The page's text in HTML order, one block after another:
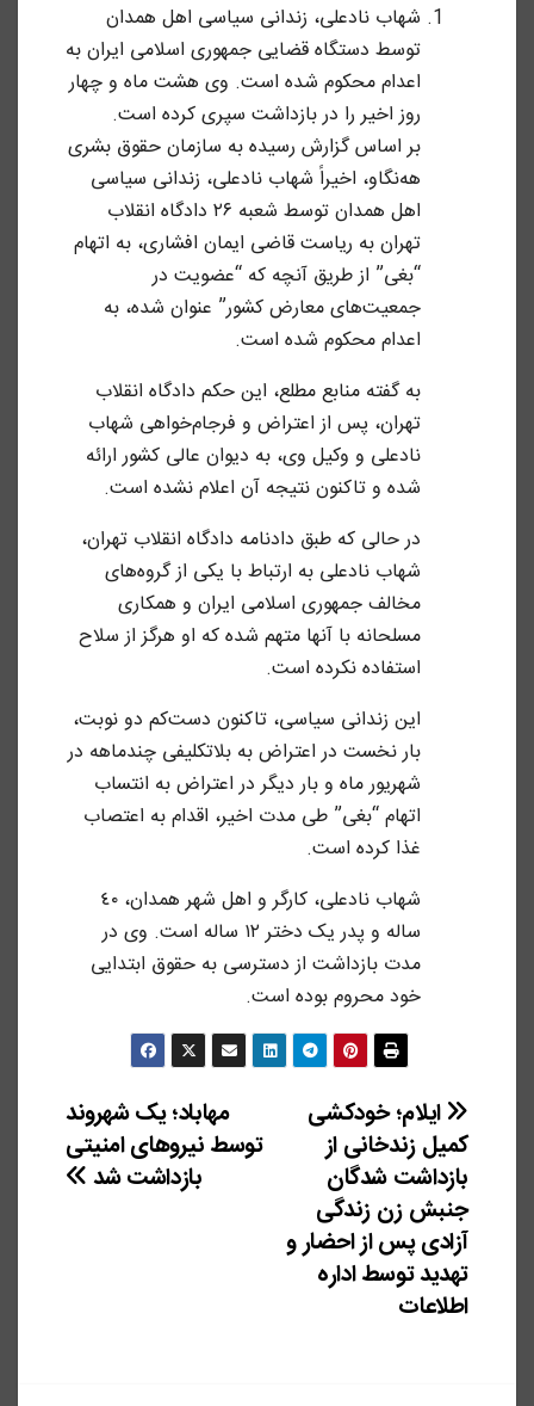
شهاب نادعلی، زندانی سیاسی اهل همدان
توسط دستگاه قضایی جمهوری اسلامی ایران به
اعدام محکوم شده است. وی هشت ماه و چهار
روز اخیر را در بازداشت سپری کرده است.
بر اساس گزارش رسیده به سازمان حقوق بشری
هه‌نگاو، اخیراً شهاب نادعلی، زندانی سیاسی
اهل همدان توسط شعبه ۲۶ دادگاه انقلاب
تهران به ریاست قاضی ایمان افشاری، به اتهام
“بغی” از طریق آنچه که “عضویت در
جمعیت‌های معارض کشور” عنوان شده، به
اعدام محکوم شده است.
به گفته منابع مطلع، این حکم دادگاه انقلاب
تهران، پس از اعتراض و فرجام‌خواهی شهاب
نادعلی و وکیل وی، به دیوان عالی کشور ارائه
شده و تاکنون نتیجه‌ آن اعلام نشده است.
در حالی که طبق دادنامه دادگاه انقلاب تهران،
شهاب نادعلی به ارتباط با یکی از گروه‌های
مخالف جمهوری اسلامی ایران و همکاری
مسلحانه با آنها متهم شده که او هرگز از سلاح
استفاده نکرده است.
این زندانی سیاسی، تاکنون دست‌کم دو نوبت،
بار نخست در اعتراض به بلاتکلیفی چندماهه در
شهریور ماه و بار دیگر در اعتراض به انتساب
اتهام “بغی” طی مدت اخیر، اقدام به اعتصاب
غذا کرده است.
شهاب نادعلی، کارگر و اهل شهر همدان، ٤٠
ساله و پدر یک دختر ١٢ ساله است. وی در
مدت بازداشت از دسترسی به حقوق ابتدایی
خود محروم بوده است.
راهبری
نوشته
مهاباد؛ یک شهروند
توسط نیروهای امنیتی
بازداشت شد
ایلام؛ خودکشی
کمیل زندخانی از
بازداشت شدگان
جنبش زن زندگی
آزادی پس از احضار و
تهدید توسط اداره
اطلاعات